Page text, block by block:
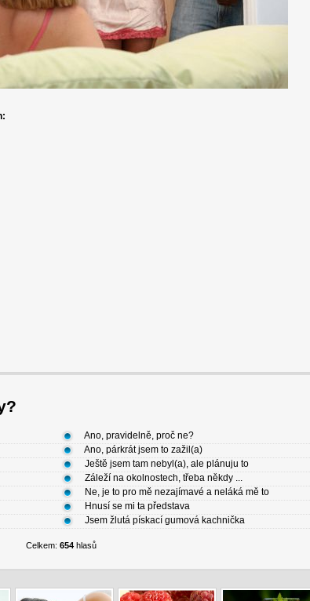
Ano, pravidelně, proč ne?
Ano, párkrát jsem to zažil(a)
Ještě jsem tam nebyl(a), ale plánuju to
Záleží na okolnostech, třeba někdy ...
Ne, je to pro mě nezajímavé a neláká mě to
Hnusí se mi ta představa
Jsem žlutá pískací gumová kachnička
Celkem: 654 hlasů